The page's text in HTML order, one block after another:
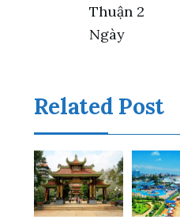
Thuận 2
Ngày
Related Post